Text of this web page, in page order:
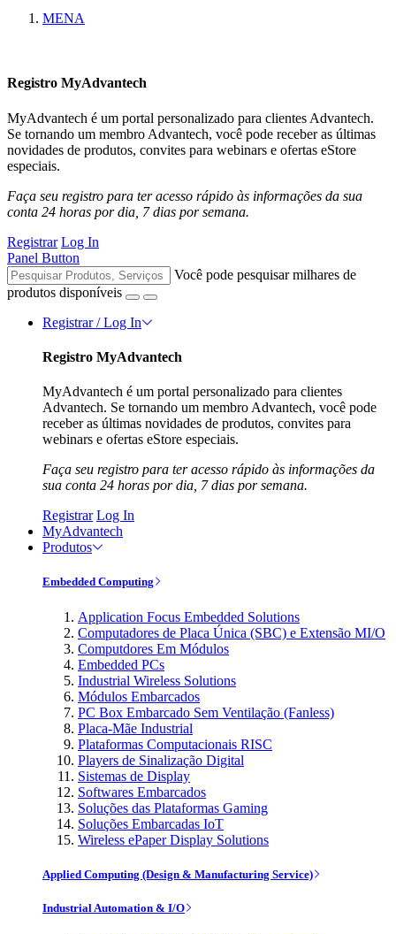
MENA
Registro MyAdvantech
MyAdvantech é um portal personalizado para clientes Advantech.
Se tornando um membro Advantech, você pode receber as últimas
novidades de produtos, convites para webinars e ofertas eStore
especiais.
Faça seu registro para ter acesso rápido às informações da sua
conta 24 horas por dia, 7 dias por semana.
Registrar Log In
Panel Button
Você pode pesquisar milhares de
produtos disponíveis
Registrar / Log In
Registro MyAdvantech
MyAdvantech é um portal personalizado para clientes
Advantech. Se tornando um membro Advantech, você pode
receber as últimas novidades de produtos, convites para
webinars e ofertas eStore especiais.
Faça seu registro para ter acesso rápido às informações da
sua conta 24 horas por dia, 7 dias por semana.
Registrar Log In
MyAdvantech
Produtos
Embedded Computing
Application Focus Embedded Solutions
Computadores de Placa Única (SBC) e Extensão MI/O
Computdores Em Módulos
Embedded PCs
Industrial Wireless Solutions
Módulos Embarcados
PC Box Embarcado Sem Ventilação (Fanless)
Placa-Mãe Industrial
Plataformas Computacionais RISC
Players de Sinalização Digital
Sistemas de Display
Softwares Embarcados
Soluções das Plataformas Gaming
Soluções Embarcadas IoT
Wireless ePaper Display Solutions
Applied Computing (Design & Manufacturing Service)
Industrial Automation & I/O